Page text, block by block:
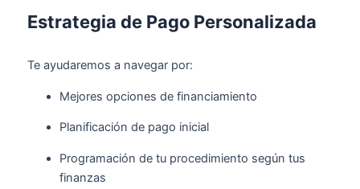
Estrategia de Pago Personalizada
Te ayudaremos a navegar por:
Mejores opciones de financiamiento
Planificación de pago inicial
Programación de tu procedimiento según tus
finanzas